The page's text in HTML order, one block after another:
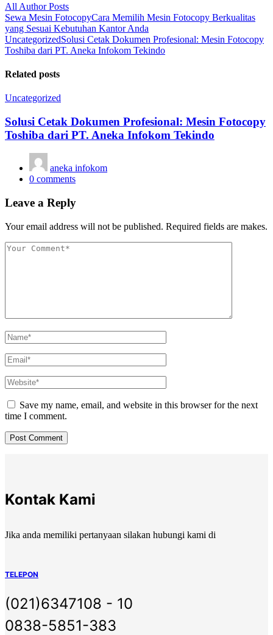
All Author Posts
Post
navigation
Sewa Mesin FotocopyCara Memilih Mesin Fotocopy Berkualitas
yang Sesuai Kebutuhan Kantor Anda
UncategorizedSolusi Cetak Dokumen Profesional: Mesin Fotocopy
Toshiba dari PT. Aneka Infokom Tekindo
Related posts
Uncategorized
Solusi Cetak Dokumen Profesional: Mesin Fotocopy
Toshiba dari PT. Aneka Infokom Tekindo
aneka infokom
0 comments
Leave a Reply
Your email address will not be published. Required fields are makes.
Save my name, email, and website in this browser for the next
time I comment.
Kontak Kami
Jika anda memiliki pertanyaan silakan hubungi kami di
TELEPON
(021)6347108 - 10
0838-5851-383